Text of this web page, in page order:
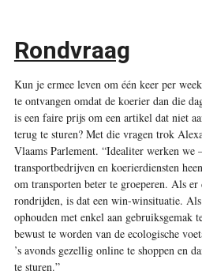
Rondvraag
Kun je ermee leven om één keer per
te ontvangen omdat de koerier dan die
is een faire prijs om een artikel dat niet
terug te sturen? Met die vragen trok
Vlaams Parlement. “Idealiter werken we
transportbedrijven en koerierdiensten
om transporten beter te groeperen. Als
rondrijden, is dat een win-winsituatie.
ophouden met enkel aan gebruiksgemak
bewust te worden van de ecologische
’s avonds gezellig online te shoppen en
te sturen.”